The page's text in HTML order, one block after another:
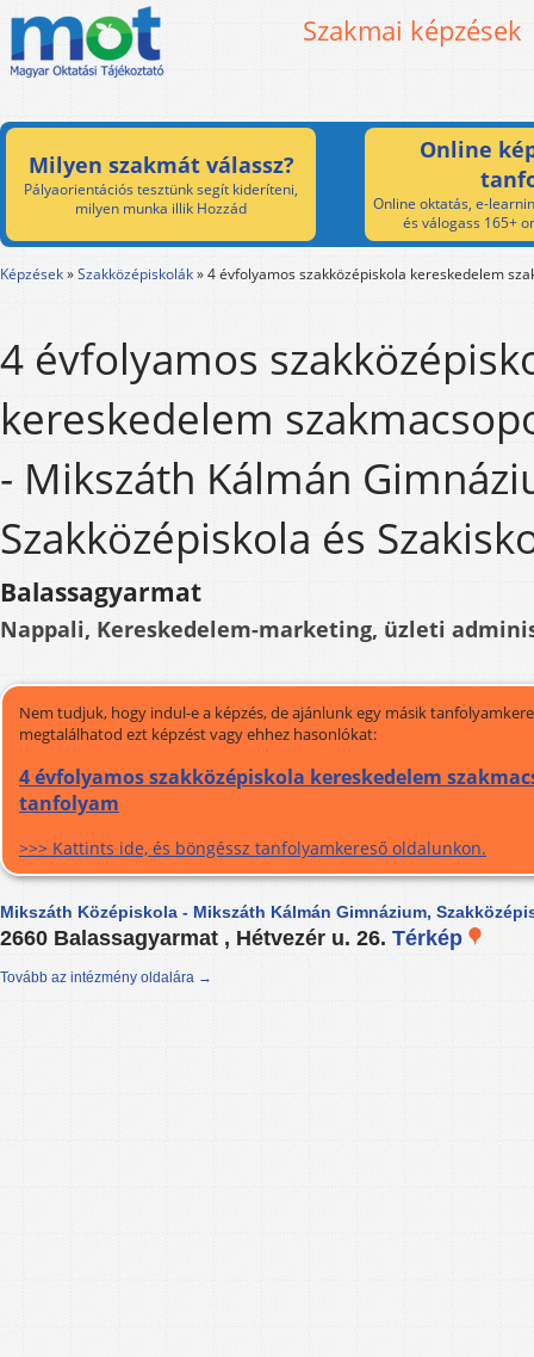
Szakmai képzések
Milyen szakmát válassz?
Pályaorientációs tesztünk segít kideríteni,
milyen munka illik Hozzád
Online
Online oktatás, e-
és válogass 165+
Képzések»Szakközépiskolák»4 évfolyamos szakközépiskola kereskedelem
4 évfolyamos
kereskedelem
- Mikszáth Kálmán
Szakközépiskola és
Balassagyarmat
Nappali, Kereskedelem-marketing, üzleti
Nem tudjuk, hogy indul-e a képzés, de ajánlunk egy másik
megtalálhatod ezt képzést vagy ehhez hasonlókat:
4 évfolyamos szakközépiskola kereskedelem
tanfolyam
>>> Kattints ide, és böngéssz tanfolyamkereső oldalunkon.
Mikszáth Középiskola - Mikszáth Kálmán Gimnázium,
2660 Balassagyarmat , Hétvezér u. 26. Térkép
Tovább az intézmény oldalára →